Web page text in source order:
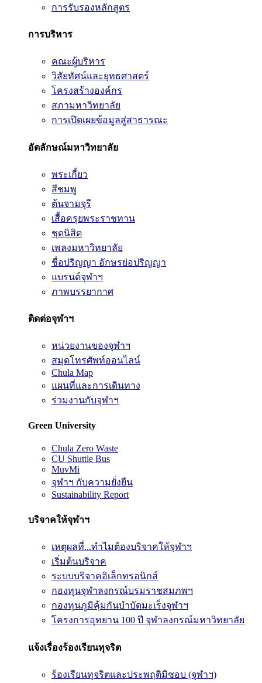
การรับรองหลักสูตร
การบริหาร
คณะผู้บริหาร
วิสัยทัศน์และยุทธศาสตร์
โครงสร้างองค์กร
สภามหาวิทยาลัย
การเปิดเผยข้อมูลสู่สาธารณะ
อัตลักษณ์มหาวิทยาลัย
พระเกี้ยว
สีชมพู
ต้นจามจุรี
เสื้อครุยพระราชทาน
ชุดนิสิต
เพลงมหาวิทยาลัย
ชื่อปริญญา อักษรย่อปริญญา
แบรนด์จุฬาฯ
ภาพบรรยากาศ
ติดต่อจุฬาฯ
หน่วยงานของจุฬาฯ
สมุดโทรศัพท์ออนไลน์
Chula Map
แผนที่และการเดินทาง
ร่วมงานกับจุฬาฯ
Green University
Chula Zero Waste
CU Shuttle Bus
MuvMi
จุฬาฯ กับความยั่งยืน
Sustainability Report
บริจาคให้จุฬาฯ
เหตุผลที่...ทำไมต้องบริจาคให้จุฬาฯ
เริ่มต้นบริจาค
ระบบบริจาคอิเล็กทรอนิกส์
กองทุนจุฬาลงกรณ์บรมราชสมภพฯ
กองทุนภูมิคุ้มกันบำบัดมะเร็งจุฬาฯ
โครงการอุทยาน 100 ปี จุฬาลงกรณ์มหาวิทยาลัย
แจ้งเรื่องร้องเรียนทุจริต
ร้องเรียนทุจริตและประพฤติมิชอบ (จุฬาฯ)